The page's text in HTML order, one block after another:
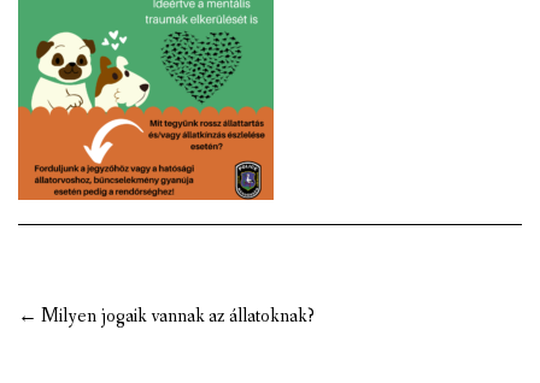
KÉPVISELŐ-TESTÜLET
VÁLASZTÁSI INFORMÁCIÓK
NEMZETISÉGI ÖNKORMÁNYZAT
HIRDETMÉNYEK
Post
← Milyen jogaik vannak az állatoknak?